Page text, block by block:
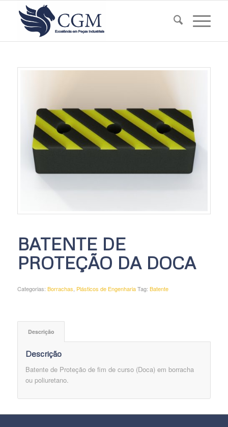
BATENTE DE
PROTEÇÃO DA DOCA
Categorias: Borrachas Plásticos de Engenharia Tag: Batente
Descrição
Descrição
Batente de Proteção de fim de curso (Doca) em borracha
ou poliuretano.